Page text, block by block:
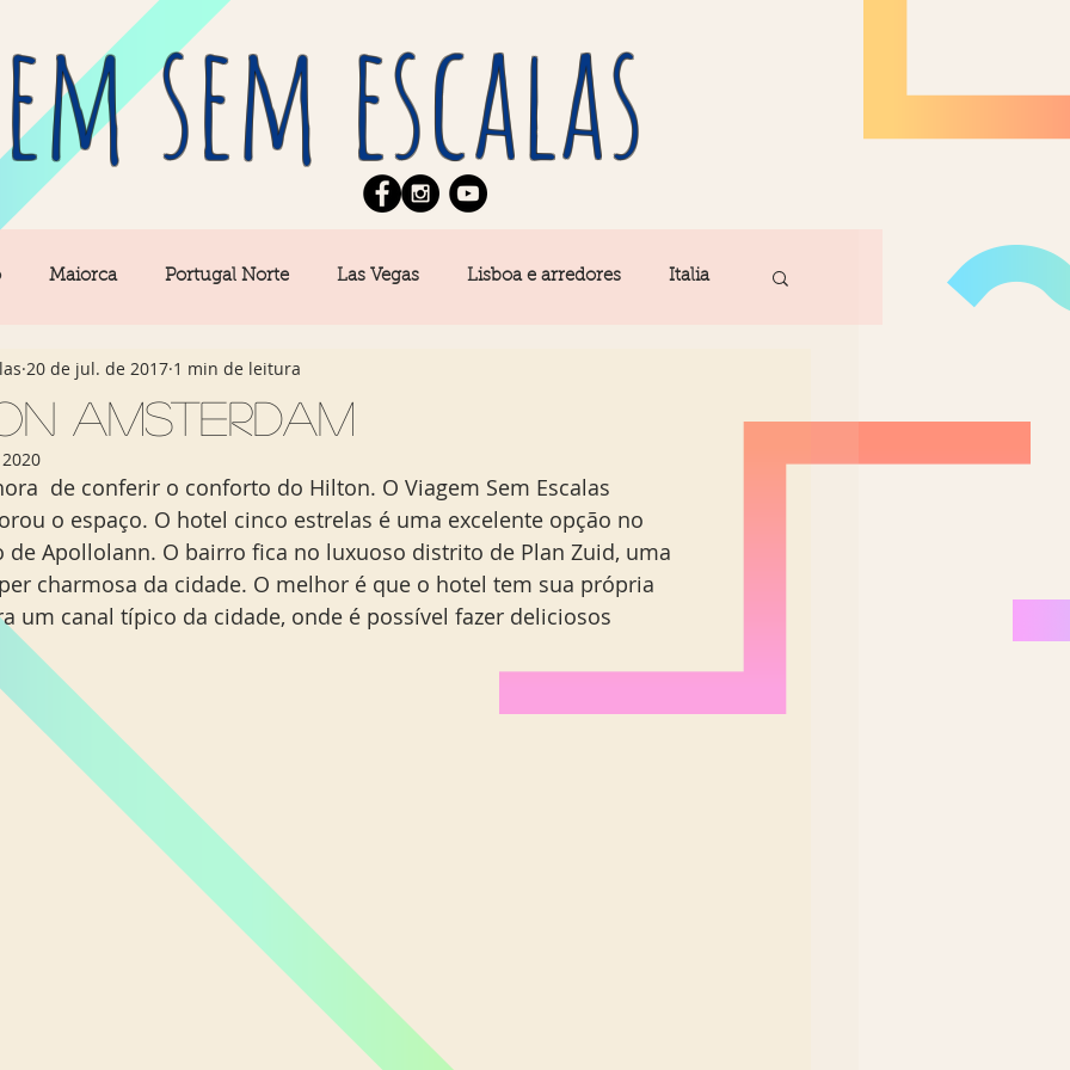
sem escalas
Maiorca Portugal Norte Las Vegas Lisboa e arredores Italia
News Berlim Algarve
Orlando Moscou New York Phoenix Nordeste Brasil
Amsterdam
20 de jul. de 2017 1 min de leitura
de conferir o conforto do Hilton. O Viagem Sem Escalas
o espaço. O hotel cinco estrelas é uma excelente opção no
de Apollolann. O bairro fica no luxuoso distrito de Plan Zuid, uma
charmosa da cidade. O melhor é que o hotel tem sua própria
um canal típico da cidade, onde é possível fazer deliciosos